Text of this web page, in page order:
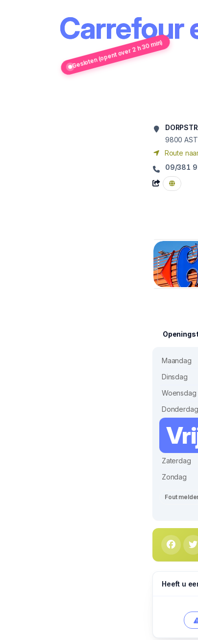
Carrefour
Gesloten (opent over 2 h 30 min)
9800
Route
09/381
Maandag
Dinsdag
Woensdag
Donderdag
Zaterdag
Zondag
Fout
Heeft u